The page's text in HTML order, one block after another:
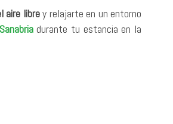
aire librey relajarte en un entorno
durante tu estancia en la